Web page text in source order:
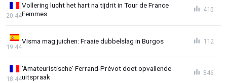
Vollering lucht het hart na tijdrit in Tour de France
Femmes
20:44
415
Visma mag juichen: Fraaie dubbelslag in Burgos
19:44
112
'Amateuristische' Ferrand-Prévot doet opvallende
uitspraak
18:44
346